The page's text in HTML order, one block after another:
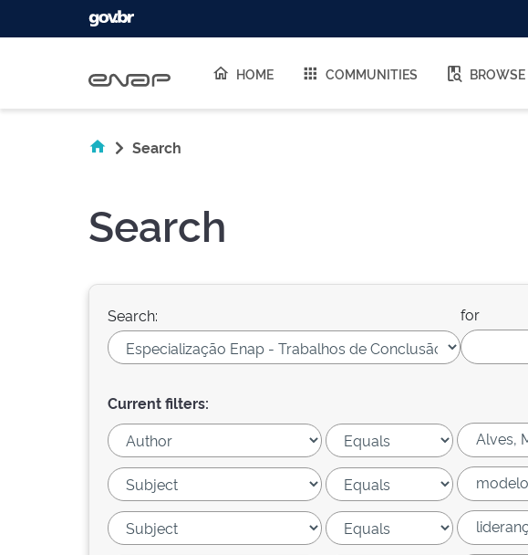
HOME COMMUNITIES BROWSE
Search
Search
Search: for
Current filters: